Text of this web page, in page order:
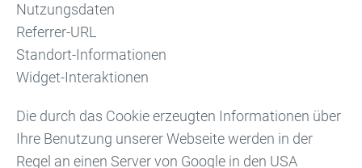
Nutzungsdaten
Referrer-URL
Standort-Informationen
Widget-Interaktionen
Die durch das Cookie erzeugten Informationen über
Ihre Benutzung unserer Webseite werden in der
Regel an einen Server von Google in den USA